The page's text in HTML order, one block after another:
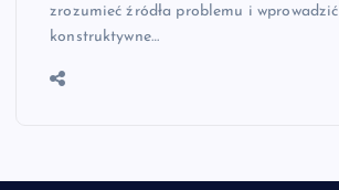
zrozumieć źródła problemu i wprowadzić
konstruktywne…